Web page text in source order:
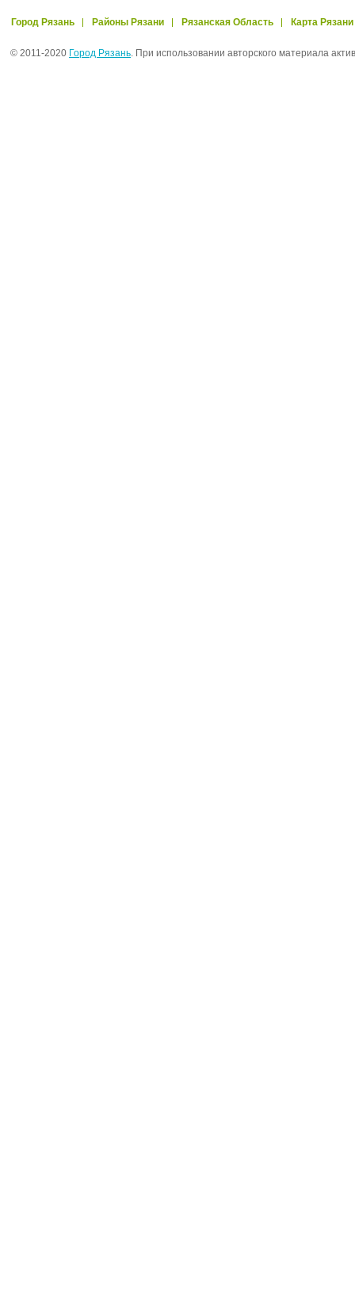
Город Рязань Районы Рязани Рязанская Область Карта Рязани
© 2011-2020 Город Рязань. При использовании авторского материала